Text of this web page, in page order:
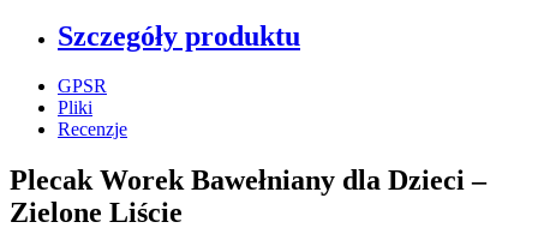
Szczegóły produktu
GPSR
Pliki
Recenzje
Plecak Worek Bawełniany dla Dzieci –
Zielone Liście